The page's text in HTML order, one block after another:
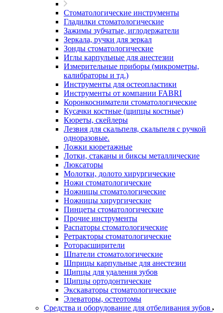
Стоматологические инструменты
Гладилки стоматологические
Зажимы зубчатые, иглодержатели
Зеркала, ручки для зеркал
Зонды стоматологические
Иглы карпульные для анестезии
Измерительные приборы (микрометры,
калибраторы и тд.)
Инструменты для остеопластики
Инструменты от компании FABRI
Коронкосниматели стоматологические
Кусачки костные (щипцы костные)
Кюреты, скейлеры
Лезвия для скальпеля, скальпеля с ручкой
одноразовые.
Ложки кюретажные
Лотки, стаканы и биксы металлические
Люксаторы
Молотки, долото хирургические
Ножи стоматологические
Ножницы стоматологические
Ножницы хирургические
Пинцеты стоматологические
Прочие инструменты
Распаторы стоматологические
Ретракторы стоматологические
Роторасширители
Шпатели стоматологические
Шприцы карпульные для анестезии
Щипцы для удаления зубов
Щипцы ортодонтические
Экскаваторы стоматологические
Элеваторы, остеотомы
Средства и оборудование для отбеливания зубов